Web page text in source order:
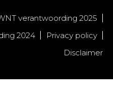
verantwoording 2025
2024
Privacy policy
Disclaimer